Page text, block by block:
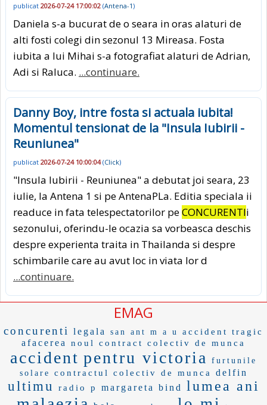
publicat 2026-07-24 17:00:02 (Antena-1)
Daniela s-a bucurat de o seara in oras alaturi de
alti fosti colegi din sezonul 13 Mireasa. Fosta
iubita a lui Mihai s-a fotografiat alaturi de Adrian,
Adi si Raluca. ...continuare.
Danny Boy, intre fosta si actuala iubita!
Momentul tensionat de la "Insula Iubirii -
Reuniunea"
publicat 2026-07-24 10:00:04(Click)
"Insula Iubirii - Reuniunea" a debutat joi seara, 23
iulie, la Antena 1 si pe AntenaPLa. Editia speciala ii
readuce in fata telespectatorilor peCONCURENTIi
sezonului, oferindu-le ocazia sa vorbeasca deschis
despre experienta traita in Thailanda si despre
schimbarile care au avut loc in viata lor d
...continuare.
EMAG
concurenti legala san ant m a u accident tragic
afacerea noul contract colectiv de munca
accident pentru victoria
furtunile
solare
contractul colectiv de munca delfin
ultimu radio p margareta bind lumea ani